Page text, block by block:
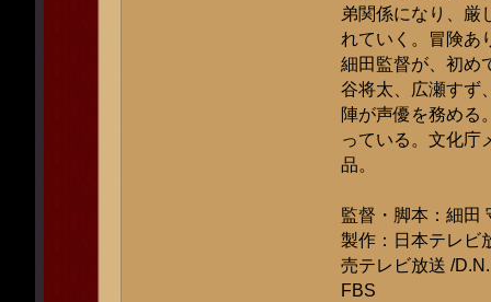
弟関係になり、厳
れていく。冒険あ
細田監督が、初め
谷将太、広瀬すず
陣が声優を務める
っている。文化庁
品。
監督・脚本：細田
製作：日本テレビ
売テレビ放送 /
FBS